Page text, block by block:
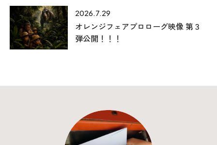
本社
〒941-0062 新潟県糸魚川市中央2-4-2
〒942-0072 新潟県上越市栄町2-11-40 1F
025-530-6711 (上越店)
2026.7.29
オレンジフェアプロローグ映像 第３
弾公開！！！